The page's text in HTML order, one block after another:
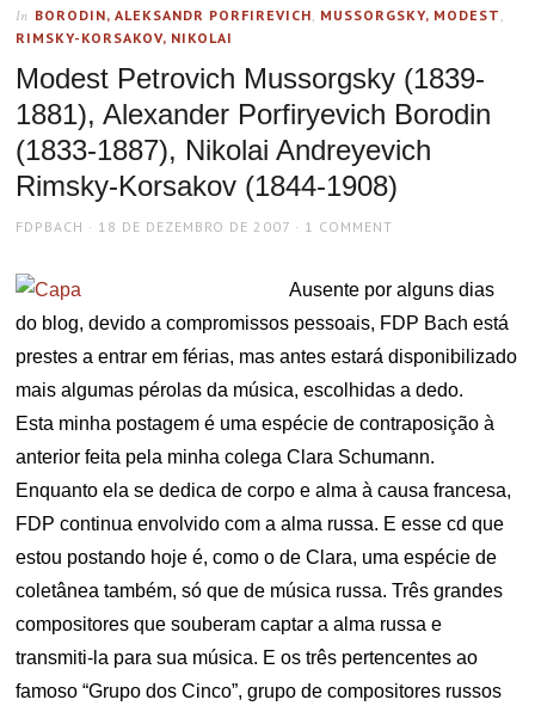
In BORODIN, ALEKSANDR PORFIREVICH MUSSORGSKY, MODEST
RIMSKY-KORSAKOV, NIKOLAI
Modest Petrovich Mussorgsky (1839-
1881), Alexander Porfiryevich Borodin
(1833-1887), Nikolai Andreyevich
Rimsky-Korsakov (1844-1908)
AUTHOR
FDPBACH
POSTED
18 DE DEZEMBRO DE 2007 1 COMMENT
Ausente por alguns dias
do blog, devido a compromissos pessoais, FDP Bach está
prestes a entrar em férias, mas antes estará disponibilizado
mais algumas pérolas da música, escolhidas a dedo.
Esta minha postagem é uma espécie de contraposição à
anterior feita pela minha colega Clara Schumann.
Enquanto ela se dedica de corpo e alma à causa francesa,
FDP continua envolvido com a alma russa. E esse cd que
estou postando hoje é, como o de Clara, uma espécie de
coletânea também, só que de música russa. Três grandes
compositores que souberam captar a alma russa e
transmiti-la para sua música. E os três pertencentes ao
famoso “Grupo dos Cinco”, grupo de compositores russos